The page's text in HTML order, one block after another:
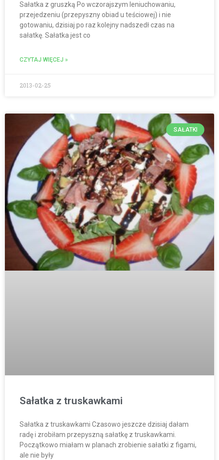
Sałatka z gruszką Po wczorajszym leniuchowaniu,
przejedzeniu (przepyszny obiad u teściowej) i nie
gotowaniu, dzisiaj po raz kolejny nadszedł czas na
sałatkę. Sałatka jest co
CZYTAJ WIĘCEJ »
2013-02-25
SAŁATKI
Sałatka z truskawkami
Sałatka z truskawkami Czasowo jeszcze dzisiaj dałam
radę i zrobiłam przepyszną sałatkę z truskawkami.
Początkowo miałam w planach zrobienie sałatki z figami,
ale nie były